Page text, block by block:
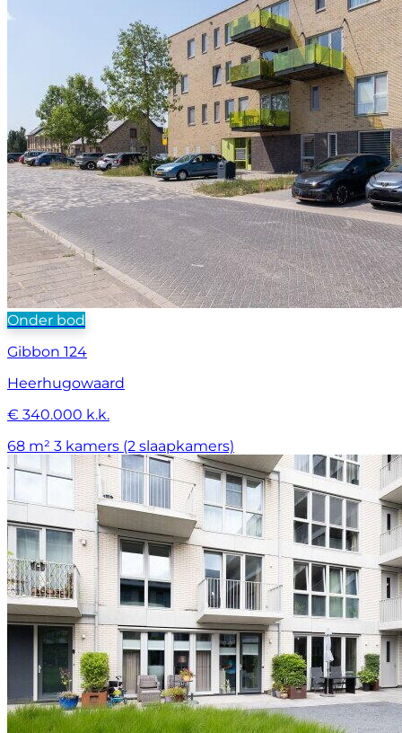
Onder bod
Gibbon 124
Heerhugowaard
€ 340.000 k.k.
68 m² 3 kamers (2 slaapkamers)